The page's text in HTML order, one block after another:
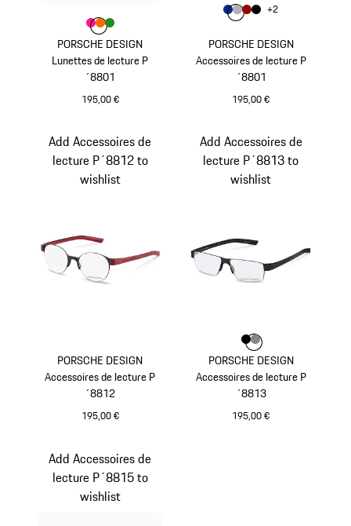
PORSCHE DESIGN
Lunettes de lecture P
´8801
195,00 €
Couleur
Couleur
Couleur
Couleur
PORSCHE DESIGN
Accessoires de lecture P
´8801
195,00 €
Couleur
Couleur Bleu
CouleurArgent
Couleur
Couleur
+2
PORSCHE DESIGN
Accessoires de lecture P
´8812
195,00 €
Add Accessoires de
lecture P´8812 to
wishlist
PORSCHE DESIGN
Accessoires de lecture P
´8813
195,00 €
Add Accessoires de
lecture P´8813 to
wishlist
Couleur
Couleur
Couleur
Add Accessoires de
lecture P´8815 to
wishlist